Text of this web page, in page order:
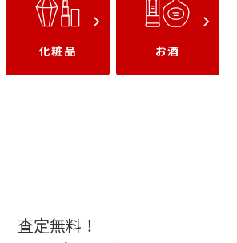
化粧品 お酒
査定無料！